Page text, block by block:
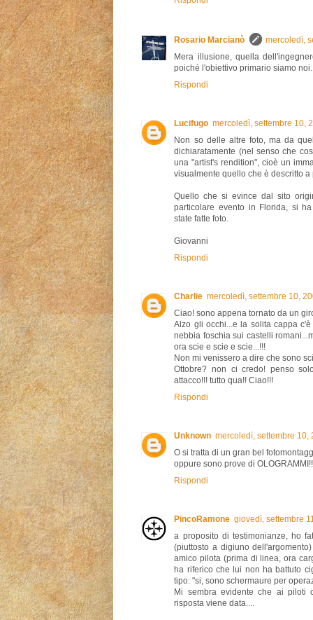
Rosario Marcianò
mercoledì,
Mera illusione, quella
poiché l'obiettivo primario siamo noi.
Rispondi
Lucifugo mercoledì, settembre 10,
Non so delle altre foto, ma da
dichiaratamente (nel senso che
una "artist's rendition", cioè un
visualmente quello che è descritto a
Quello che si evince dal sito
particolare evento in Florida, si
state fatte foto.
Giovanni
Rispondi
Charlie mercoledì, settembre 10,
Ciao! sono appena tornato da un
Alzo gli occhi...e la solita cappa
nebbia foschia sui castelli
ora scie e scie e scie...!!!
Non mi venissero a dire che sono
Ottobre? non ci credo! penso
attacco!!! tutto qua!! Ciao!!!
Rispondi
Unknown mercoledì, settembre 10,
O si tratta di un gran bel
oppure sono prove di
Rispondi
PincoRamone giovedì, settembre
a proposito di testimonianze, ho
(piuttosto a digiuno
amico pilota (prima di linea, ora
ha riferico che lui non ha battuto
tipo: "si, sono schermaure per
Mi sembra evidente che ai piloti
risposta viene data....